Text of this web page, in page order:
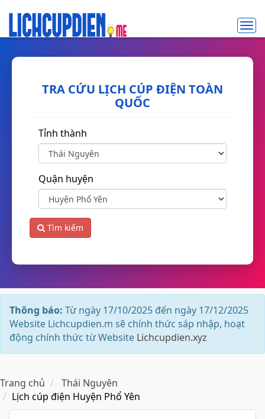
TRA CỨU LỊCH CÚP ĐIỆN TOÀN
QUỐC
Tỉnh thành
Quận huyện
Tìm kiếm
Thông báo: Từ ngày 17/10/2025 đến ngày 17/12/2025
Website Lichcupdien.m sẽ chính thức sáp nhập, hoạt
động chính thức từ Website Lichcupdien.xyz
Trang chủ
Thái Nguyên
Lịch cúp điện Huyện Phổ Yên